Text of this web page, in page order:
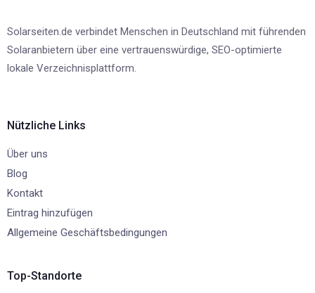
Solarseiten.de verbindet Menschen in Deutschland mit führenden
Solaranbietern über eine vertrauenswürdige, SEO-optimierte
lokale Verzeichnisplattform.
Nützliche Links
Über uns
Blog
Kontakt
Eintrag hinzufügen
Allgemeine Geschäftsbedingungen
Top-Standorte